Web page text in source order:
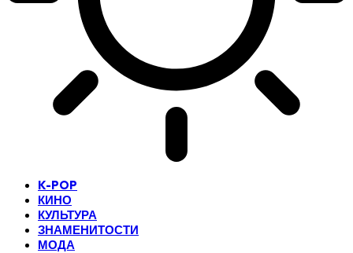
K-POP
КИНО
КУЛЬТУРА
ЗНАМЕНИТОСТИ
МОДА